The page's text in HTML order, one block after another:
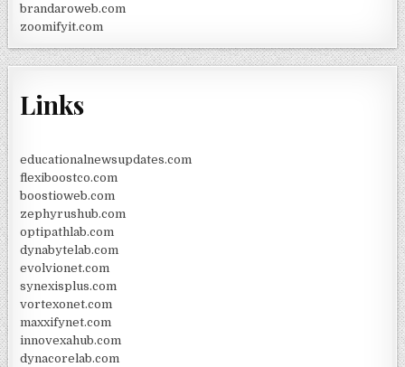
brandaroweb.com
zoomifyit.com
Links
educationalnewsupdates.com
flexiboostco.com
boostioweb.com
zephyrushub.com
optipathlab.com
dynabytelab.com
evolvionet.com
synexisplus.com
vortexonet.com
maxxifynet.com
innovexahub.com
dynacorelab.com